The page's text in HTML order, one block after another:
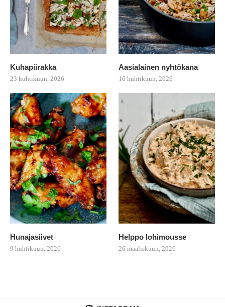
Kuhapiirakka
23 huhtikuun, 2026
Aasialainen nyhtökana
16 huhtikuun, 2026
Hunajasiivet
9 huhtikuun, 2026
Helppo lohimousse
26 maaliskuun, 2026